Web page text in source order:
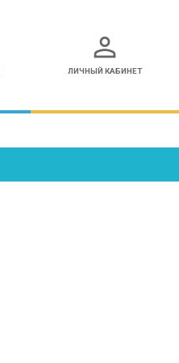
person
ЛИЧНЫЙ КАБИНЕТ